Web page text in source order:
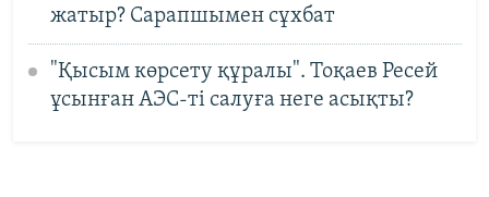
жатыр? Сарапшымен сұхбат
"Қысым көрсету құралы". Тоқаев Ресей
ұсынған АЭС-ті салуға неге асықты?